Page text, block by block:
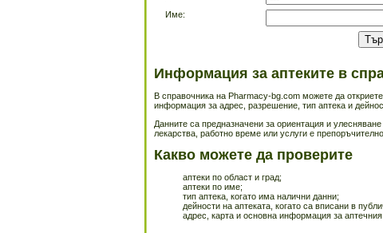
Име:
Информация за аптеките в
В справочника на Pharmacy-bg.com можете да
информация за адрес, разрешение, тип аптека и
Данните са предназначени за ориентация и
лекарства, работно време или услуги е
Какво можете да проверите
аптеки по област и град;
аптеки по име;
тип аптека, когато има налични данни;
дейности на аптеката, когато са вписани в
адрес, карта и основна информация за аптечния